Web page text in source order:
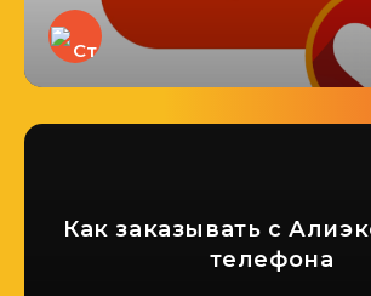
Как заказывать с
телефона